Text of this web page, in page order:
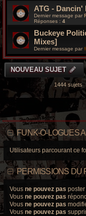
ATG - Dancin'
Dernier message par
Réponses : 4
Buckeye
Mixes]
Dernier message par
NOUVEAU SUJET
1444 sujets
FUNK-O-LOGUES
Utilisateurs parcourant ce
PERMISSIONS DU
Vous ne pouvez pas
Vous ne pouvez pas
Vous ne pouvez pas
Vous ne pouvez pas